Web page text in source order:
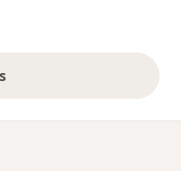
anteriores